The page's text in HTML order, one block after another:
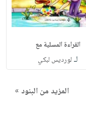
القراءة المسلية مع
لـ لورديس لبكي
المزيد من البنود »